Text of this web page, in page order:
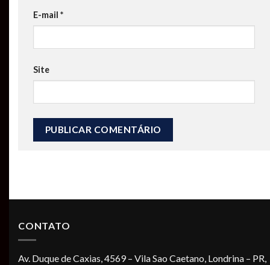
E-mail *
Site
CONTATO
Av. Duque de Caxias, 4569 – Vila Sao Caetano, Londrina – PR,